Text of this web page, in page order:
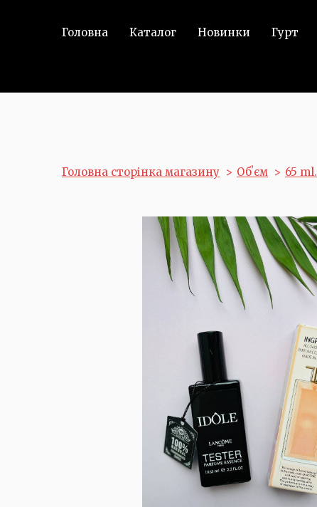
Головна Каталог Новинки Гурт
Головна сторінка магазину Обʼєм 65 ml.